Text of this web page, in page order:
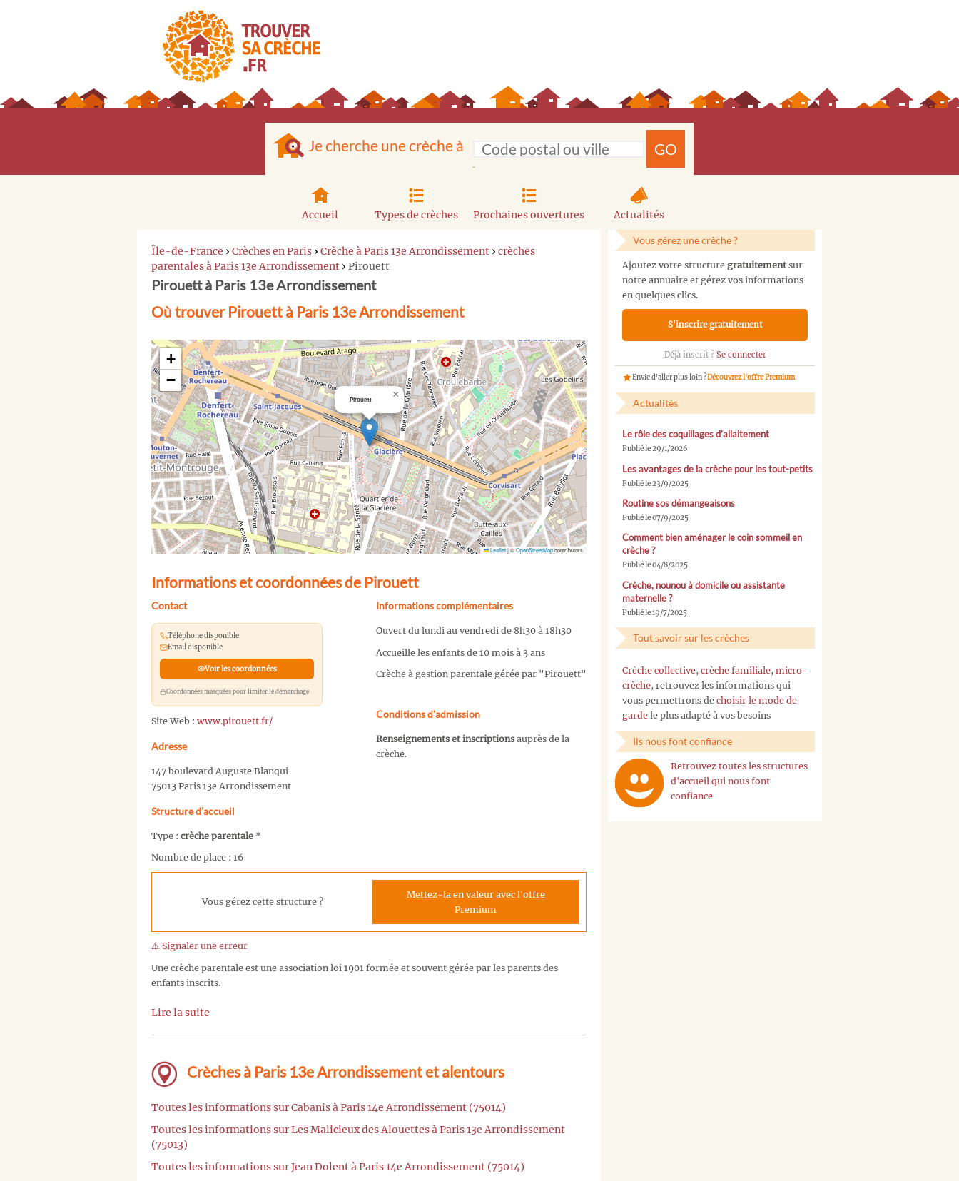
Je cherche une crèche à GO
Accueil Types de crèches Prochaines ouvertures Actualités
Île-de-France › Crèches en Paris › Crèche à Paris 13e Arrondissement › crèches
parentales à Paris 13e Arrondissement › Pirouett
Pirouett à Paris 13e Arrondissement
Où trouver Pirouett à Paris 13e Arrondissement
Pirouett ×
+
−
Leaflet|©OpenStreetMapcontributors
Informations et coordonnées de Pirouett
Contact
Téléphone disponible
Email disponible
Voir les coordonnées
Coordonnées masquées pour limiter le démarchage
Site Web : www.pirouett.fr/
Adresse
147 boulevard Auguste Blanqui
75013 Paris 13e Arrondissement
Structure d’accueil
Type : crèche parentale *
Nombre de place : 16
Informations complémentaires
Ouvert du lundi au vendredi de 8h30 à 18h30
Accueille les enfants de 10 mois à 3 ans
Crèche à gestion parentale gérée par "Pirouett"
Conditions d'admission
Renseignements et inscriptionsauprès de la
crèche.
Vous gérez cette structure ?
Mettez-la en valeur avec l'offre
Premium
⚠️ Signaler une erreur
Une crèche parentale est une association loi 1901 formée et souvent gérée par les parents des
enfants inscrits.
Lire la suite
Crèches à Paris 13e Arrondissement et alentours
Toutes les informations sur Cabanis à Paris 14e Arrondissement (75014)
Toutes les informations sur Les Malicieux des Alouettes à Paris 13e Arrondissement
(75013)
Toutes les informations sur Jean Dolent à Paris 14e Arrondissement (75014)
Vous gérez une crèche ?
Ajoutez votre structure gratuitementsur
notre annuaire et gérez vos informations
en quelques clics.
S'inscrire gratuitement
Déjà inscrit ? Se connecter
Envie d'aller plus loin ?Découvrez l'offre Premium
Actualités
Le rôle des coquillages d’allaitement
Publié le 29/1/2026
Les avantages de la crèche pour les tout-petits
Publié le 23/9/2025
Routine sos démangeaisons
Publié le 07/9/2025
Comment bien aménager le coin sommeil en
crèche ?
Publié le 04/8/2025
Crèche, nounou à domicile ou assistante
maternelle ?
Publié le 19/7/2025
Tout savoir sur les crèches
Crèche collective, crèche familiale, micro-
crèche, retrouvez les informations qui
vous permettrons de choisir le mode de
garde le plus adapté à vos besoins
Ils nous font confiance
Retrouvez toutes les structures
d'accueil qui nous font
confiance